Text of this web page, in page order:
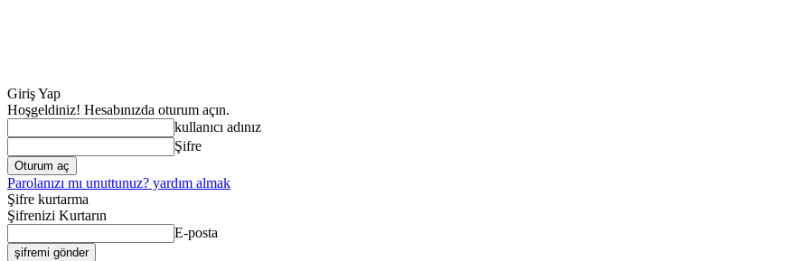
Giriş Yap
Hoşgeldiniz! Hesabınızda oturum açın.
kullanıcı adınız
Şifre
Parolanızı mı unuttunuz? yardım almak
Şifre kurtarma
Şifrenizi Kurtarın
E-posta